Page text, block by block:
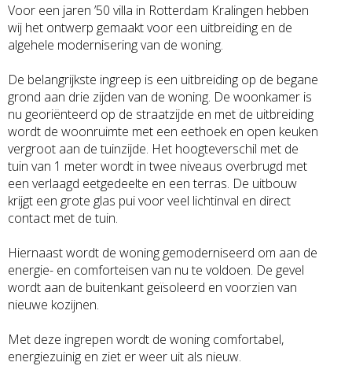
Voor een jaren ’50 villa in Rotterdam Kralingen hebben
wij het ontwerp gemaakt voor een uitbreiding en de
algehele modernisering van de woning.
De belangrijkste ingreep is een uitbreiding op de begane
grond aan drie zijden van de woning. De woonkamer is
nu georiënteerd op de straatzijde en met de uitbreiding
wordt de woonruimte met een eethoek en open keuken
vergroot aan de tuinzijde. Het hoogteverschil met de
tuin van 1 meter wordt in twee niveaus overbrugd met
een verlaagd eetgedeelte en een terras. De uitbouw
krijgt een grote glas pui voor veel lichtinval en direct
contact met de tuin.
Hiernaast wordt de woning gemoderniseerd om aan de
energie- en comforteisen van nu te voldoen. De gevel
wordt aan de buitenkant geïsoleerd en voorzien van
nieuwe kozijnen.
Met deze ingrepen wordt de woning comfortabel,
energiezuinig en ziet er weer uit als nieuw.